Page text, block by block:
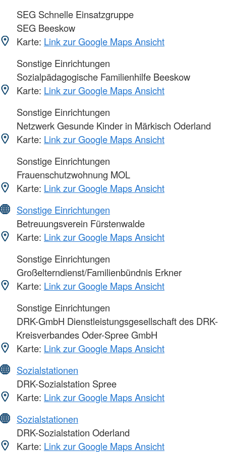
SEG Schnelle Einsatzgruppe
SEG Beeskow
Karte: Link zur Google Maps Ansicht
Sonstige Einrichtungen
Sozialpädagogische Familienhilfe Beeskow
Karte: Link zur Google Maps Ansicht
Sonstige Einrichtungen
Netzwerk Gesunde Kinder in Märkisch Oderland
Karte: Link zur Google Maps Ansicht
Sonstige Einrichtungen
Frauenschutzwohnung MOL
Karte: Link zur Google Maps Ansicht
Sonstige Einrichtungen
Betreuungsverein Fürstenwalde
Karte: Link zur Google Maps Ansicht
Sonstige Einrichtungen
Großelterndienst/Familienbündnis Erkner
Karte: Link zur Google Maps Ansicht
Sonstige Einrichtungen
DRK-GmbH Dienstleistungsgesellschaft des DRK-
Kreisverbandes Oder-Spree GmbH
Karte: Link zur Google Maps Ansicht
Sozialstationen
DRK-Sozialstation Spree
Karte: Link zur Google Maps Ansicht
Sozialstationen
DRK-Sozialstation Oderland
Karte: Link zur Google Maps Ansicht